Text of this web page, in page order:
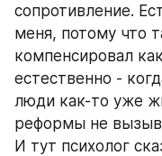
сопротивление.
меня, потому что
компенсировал
естественно -
люди как-то уже
реформы не
И тут психолог